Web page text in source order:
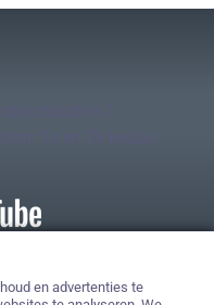
en advertenties te